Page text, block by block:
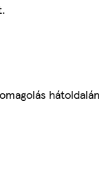
hátoldalán